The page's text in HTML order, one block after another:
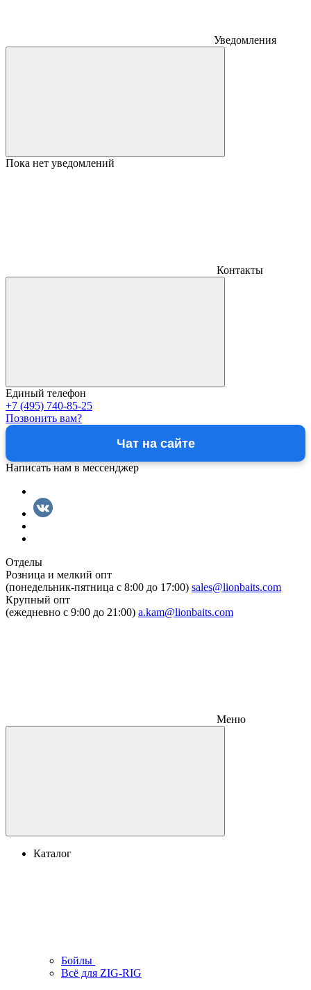
Уведомления
Пока нет уведомлений
Контакты
Единый телефон
+7 (495) 740-85-25
Позвонить вам?
Чат на сайте
Написать нам в мессенджер
Отделы
Розница и мелкий опт
(понедельник-пятница c 8:00 до 17:00) sales@lionbaits.com
Крупный опт
(ежедневно с 9:00 до 21:00) a.kam@lionbaits.com
Меню
Каталог
Бойлы
Всё для ZIG-RIG